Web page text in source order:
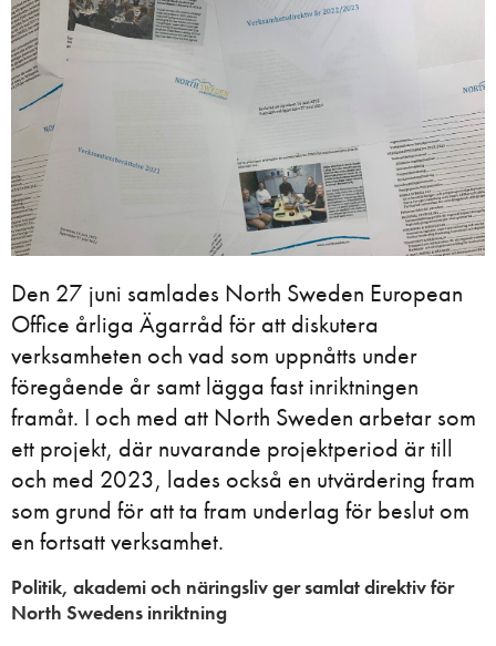
Den 27 juni samlades North Sweden European
Office årliga Ägarråd för att diskutera
verksamheten och vad som uppnåtts under
föregående år samt lägga fast inriktningen
framåt. I och med att North Sweden arbetar som
ett projekt, där nuvarande projektperiod är till
och med 2023, lades också en utvärdering fram
som grund för att ta fram underlag för beslut om
en fortsatt verksamhet.
Politik, akademi och näringsliv ger samlat direktiv för
North Swedens inriktning